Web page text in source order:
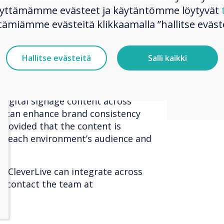
– Utilise the same platform
Office with internal
news, and Store
and brand information.
content creation costs and
by using a centralised content
digital signage content across
can enhance brand consistency
that the content is
each environment’s audience and
CleverLive can integrate across
contact the team at
based
evästeet ja käytäntömme löytyvät
evästeitä klikkaamalla ”hallitse
Hallitse evästeitä Salli kaikki